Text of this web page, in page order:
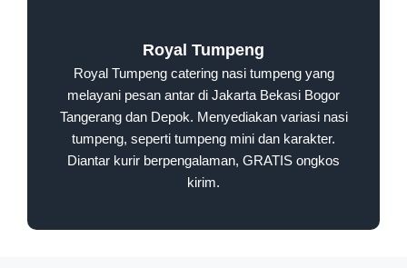
Royal Tumpeng
Royal Tumpeng catering nasi tumpeng yang
melayani pesan antar di Jakarta Bekasi Bogor
Tangerang dan Depok. Menyediakan variasi nasi
tumpeng, seperti tumpeng mini dan karakter.
Diantar kurir berpengalaman, GRATIS ongkos
kirim.